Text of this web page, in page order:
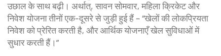
उछाल के साथ बढ़ी। अर्थात्, सावन सोमवार, महिला क्रिकेट और
निवेश योजना तीनों एक-दूसरे से जुड़ी हुई हैं – “खेलों की लोकप्रियता
निवेश को प्रेरित करती है, और आर्थिक योजनाएँ खेल सुविधाओं में
सुधार करती हैं।”